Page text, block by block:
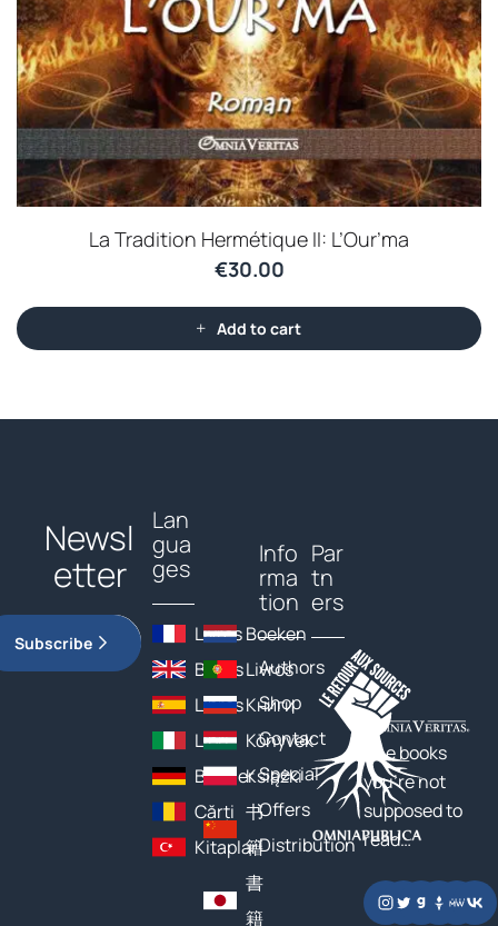
La Tradition Hermétique II: L’Our’ma
€30.00
Add to cart
Newsl
etter
Subscribe
Lan
gua
ges
Livres
Books
Libros
Libri
Bücher
Cărți
Kitaplar
Boeken
Livros
Книги
Könyvek
Książki
书
籍
書
籍
Info
rma
tion
Authors
Shop
Contact
Special
Offers
Distribution
Par
tn
ers
The books
you’re not
supposed to
read…